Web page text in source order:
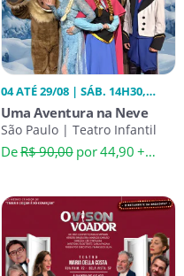
04 ATÉ 29/08 | SÁB. 14H30,
15H00
Uma Aventura na Neve
São Paulo | Teatro Infantil
DeR$ 90,00por 44,90 +